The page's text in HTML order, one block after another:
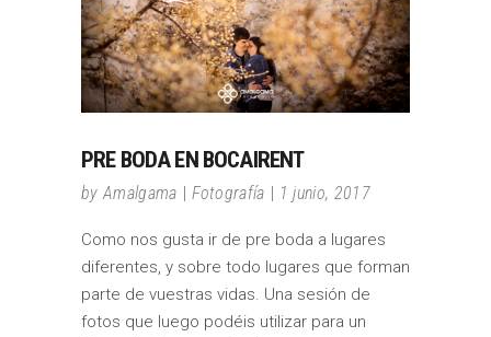
PRE BODA EN BOCAIRENT
by Amalgama Fotografía 1 junio, 2017
Como nos gusta ir de pre boda a lugares
diferentes, y sobre todo lugares que forman
parte de vuestras vidas. Una sesión de
fotos que luego podéis utilizar para un